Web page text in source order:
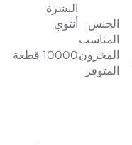
البشرة
الجنس
المناسب
أنثوي
المخزون
المتوفر
10000 قطعة